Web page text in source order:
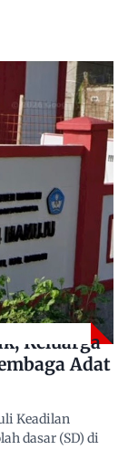
Keluarga
Adat
Keadilan
dasar (SD) di